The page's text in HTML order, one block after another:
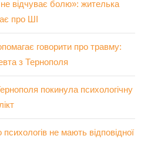
не відчуває болю»: жителька
про ШІ
говорити про травму:
з Тернополя
покинула психологічну
не мають відповідної